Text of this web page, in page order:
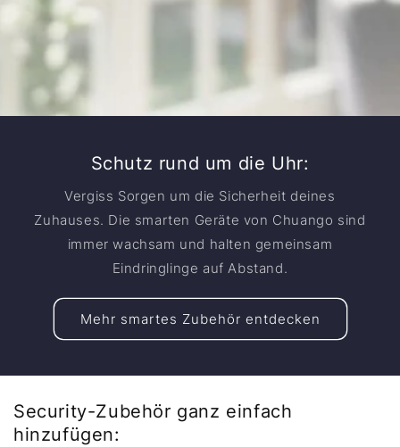
Schutz rund um die Uhr:
Vergiss Sorgen um die Sicherheit deines
Zuhauses. Die smarten Geräte von Chuango sind
immer wachsam und halten gemeinsam
Eindringlinge auf Abstand.
Mehr smartes Zubehör entdecken
Security-Zubehör ganz einfach
hinzufügen: